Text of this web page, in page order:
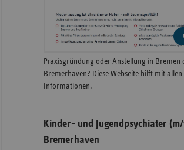
Praxisgründung oder Anstellung in Bremen
Bremerhaven? Diese Webseite hilft mit
Informationen.
Kinder- und Jugendpsychiater
Bremerhaven